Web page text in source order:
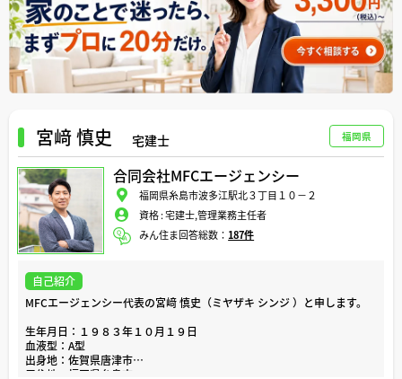
お客様のご依頼により、現在売られていない土地などの物件の売主にコ
ンタクトを取り、売買させていただくように折衝することもございま
す。
個人的に株式投資をしていることから、色々な投資家のお客様とつなが
ることも多く、アパートの売買から、戸建て賃貸のお手伝いまで、幅広
（一人の投資家様は今まで合計で２０戸の物件の売買や賃貸をさせてい
ただいております）
些細なことから、お気軽になんでもご相談いただければ幸いです！
どうぞよろしくお願い申し上げます！
宮﨑 慎史 宅建士 福岡県
合同会社MFCエージェンシー
福岡県糸島市波多江駅北３丁目１０－２
資格 :宅建士,管理業務主任者
みん住ま回答総数：187件
自己紹介
MFCエージェンシー代表の宮﨑 慎史（ミヤザキ シンジ ）と申します。
生年月日：１９８３年１０月１９日
血液型：A型
出身地：佐賀県唐津市
居住地：福岡県糸島市